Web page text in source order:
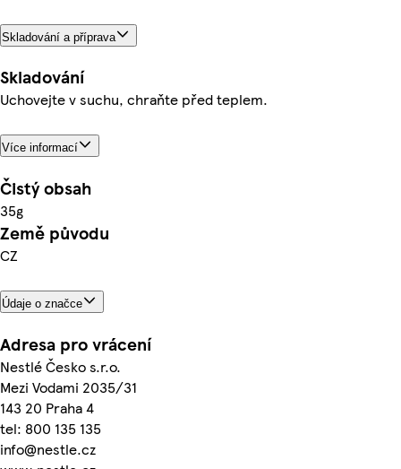
Skladování a příprava
Skladování
Uchovejte v suchu, chraňte před teplem.
Více informací
Čistý obsah
35g
Země původu
CZ
Údaje o značce
Adresa pro vrácení
Nestlé Česko s.r.o.
Mezi Vodami 2035/31
143 20 Praha 4
tel: 800 135 135
info@nestle.cz